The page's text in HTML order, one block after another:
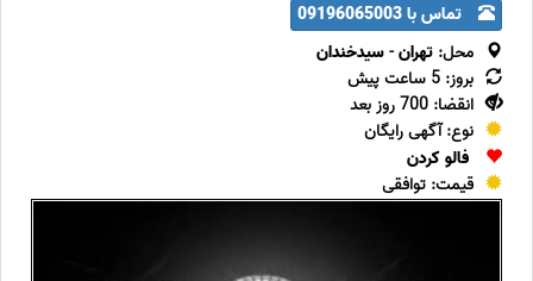
تماس با 09196065003
محل: تهران-سیدخندان
بروز: 5 ساعت پیش
انقضا: 700 روز بعد
نوع: آگهی رایگان
فالو کردن
قیمت: توافقی